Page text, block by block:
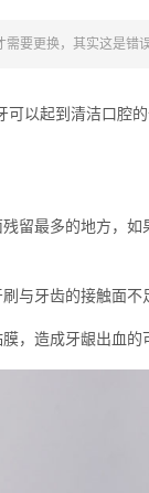
要更换，其实这是错
起到清洁口腔
最多的地方，
牙齿的接触面不
造成牙龈出血的